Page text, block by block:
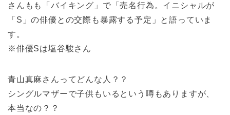
さんもも「バイキング」で「売名行為。イニシャルが
「S」の俳優との交際も暴露する予定」と語っていま
す。
※俳優Sは塩谷駿さん
青山真麻さんってどんな人？？
シングルマザーで子供もいるという噂もありますが、
本当なの？？